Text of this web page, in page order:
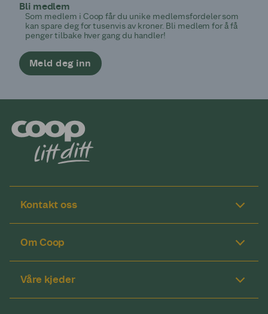
Bli medlem
Som medlem i Coop får du unike medlemsfordeler som
kan spare deg for tusenvis av kroner. Bli medlem for å få
penger tilbake hver gang du handler!
Meld deg inn
Kontakt oss
Om Coop
Våre kjeder